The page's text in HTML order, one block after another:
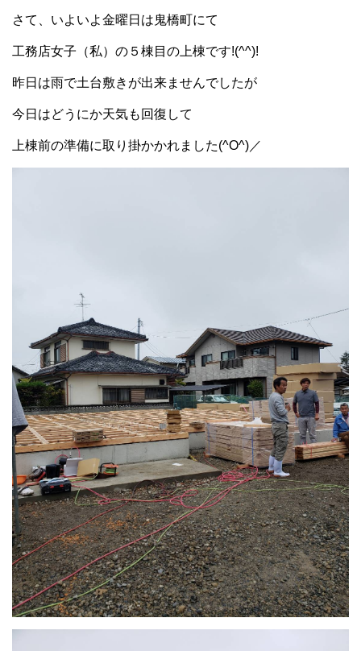
さて、いよいよ金曜日は鬼橋町にて
工務店女子（私）の５棟目の上棟です!(^^)!
昨日は雨で土台敷きが出来ませんでしたが
今日はどうにか天気も回復して
上棟前の準備に取り掛かかれました(^O^)／